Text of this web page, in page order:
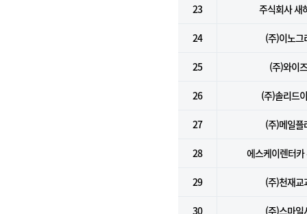
23 주식회사 새
24 (주)이노그
25 (주)와이
26 (주)솔리드
27 (주)메일플
28 에스케이렌터카
29 (주)천재교
30 (주)스마일